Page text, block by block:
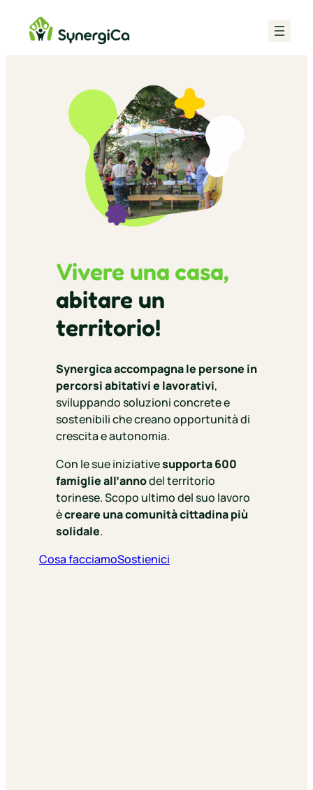
Vivere una casa,
abitare un
territorio!
Synergica accompagnale persone in
percorsi abitativi e lavorativi,
sviluppando soluzioni concrete e
sostenibili che creano opportunità di
crescita e autonomia.
Con le sue iniziativesupporta 600
famiglie all’annodel territorio
torinese. Scopo ultimo del suo lavoro
ècreare una comunità cittadina più
solidale.
Cosa facciamoSostienici